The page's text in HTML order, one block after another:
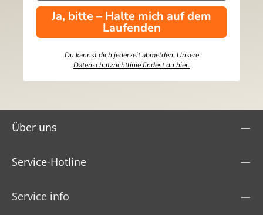
Ja, bitte – Halte mich auf dem
Laufenden
Du kannst dich jederzeit abmelden. Unsere
Datenschutzrichtlinie findest du hier.
Über uns
Service-Hotline
Service info